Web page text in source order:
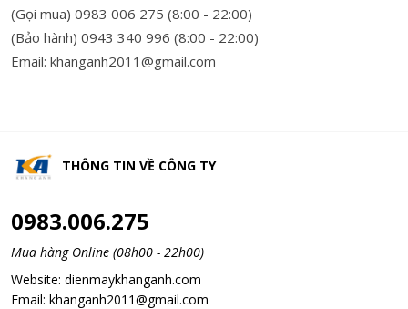
(Gọi mua) 0983 006 275 (8:00 - 22:00)
(Bảo hành) 0943 340 996 (8:00 - 22:00)
Email: khanganh2011@gmail.com
THÔNG TIN VỀ CÔNG TY
0983.006.275
Mua hàng Online (08h00 - 22h00)
Website: dienmaykhanganh.com
Email: khanganh2011@gmail.com